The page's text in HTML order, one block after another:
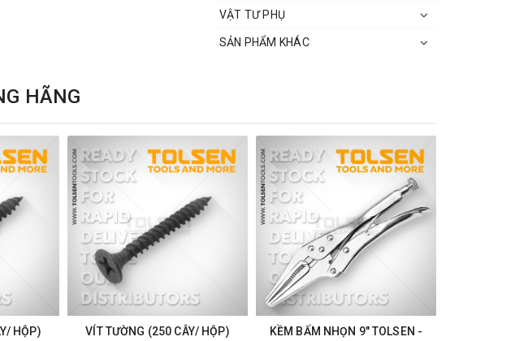
VẬT TƯ PHỤ
SẢN PHẨM KHÁC
HÃNG
HỘP)
VÍT TƯỜNG (250 CÂY/ HỘP)
KỀM BẤM NHỌN 9" TOLSEN -